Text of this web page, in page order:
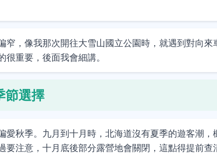
窄，像我那次開往大雪山國立公園時，就遇到對向來
重要，後面我會細講。
節選擇
愛秋季。九月到十月時，北海道沒有夏季的遊客潮，
要注意，十月底後部分露營地會關閉，這點得提前查